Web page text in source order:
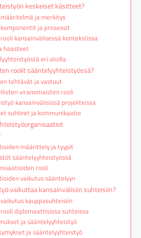
keskeiset käsitteet?
ja merkitys
ja prosessit
kansainvälisessä kontekstissa
haasteet
eri aloilla
roolit sääntelyyhteistyössä?
tehtävät ja vastuut
viranomaisten rooli
kansainvälisissä projekteissa
suhteet ja kommunikaatio
määrittely ja tyypit
sääntelyyhteistyössä
rooli
vaikutus sääntelyyn
vaikuttaa kansainvälisiin suhteisiin?
kauppasuhteisiin
diplomaattisissa suhteissa
ja sääntelyyhteistyö
ja sääntelyyhteistyö